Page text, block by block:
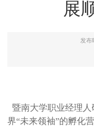
展
发布
暨南大学职业经理
界“未来领袖”的孵化